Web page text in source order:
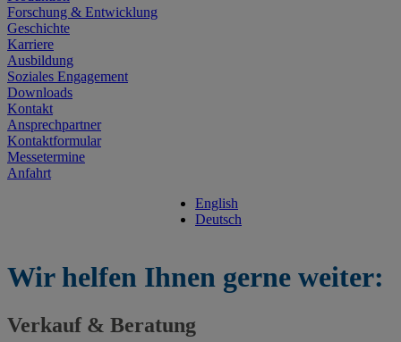
Forschung & Entwicklung
Geschichte
Karriere
Ausbildung
Soziales Engagement
Downloads
Kontakt
Ansprechpartner
Kontaktformular
Messetermine
Anfahrt
English
Deutsch
Wir helfen Ihnen gerne weiter:
Verkauf & Beratung